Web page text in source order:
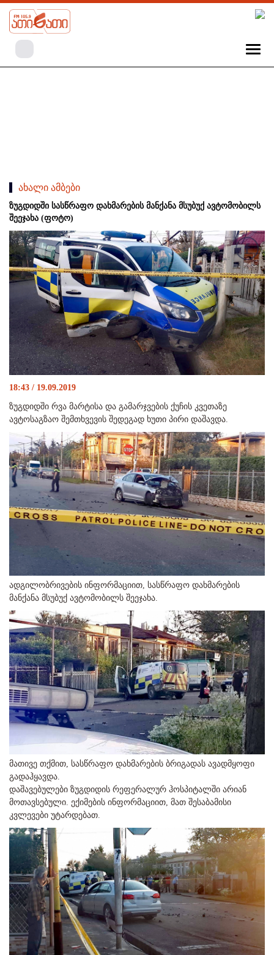
ახალი ამბები
ზუგდიდში სასწრაფო დახმარების მანქანა მსუბუქ ავტომობილს
შეეჯახა (ფოტო)
18:43 / 19.09.2019
ზუგდიდში რვა მარტისა და გამარჯვების ქუჩის კვეთაზე
ავტოსაგზაო შემთხვევის შედეგად ხუთი პირი დაშავდა.
ადგილობრივების ინფორმაციით, სასწრაფო დახმარების
მანქანა მსუბუქ ავტომობილს შეეჯახა.
მათივე თქმით, სასწრაფო დახმარების ბრიგადას ავადმყოფი
გადაჰყავდა.
დაშავებულები ზუგდიდის რეფერალურ ჰოსპიტალში არიან
მოთავსებული. ექიმების ინფორმაციით, მათ შესაბამისი
კვლევები უტარდებათ.